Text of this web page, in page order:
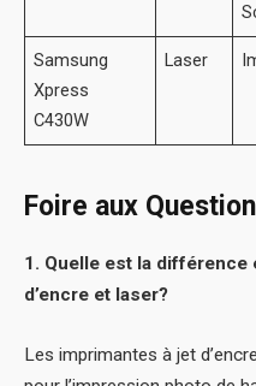
Samsung
Xpress
C430W
Laser
Foire aux
1. Quelle est la
d’encre et laser?
Les imprimantes à jet